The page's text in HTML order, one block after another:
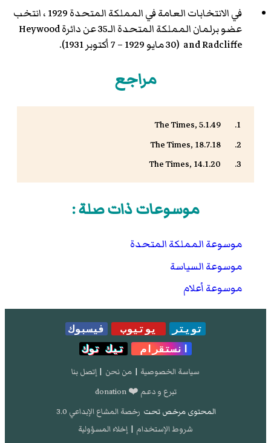
فيالانتخابات العامة في المملكة المتحدة 1929
، انتخب
عضو برلمان المملكة المتحدة الـ35 عن دائرة Heywood
and Radcliffe (30 مايو 1929 – 7 أكتوبر 1931).
مراجع
The Times, 5.1.49
The Times, 18.7.18
The Times, 14.1.20
موسوعات ذات صلة :
موسوعة المملكة المتحدة
موسوعة السياسة
موسوعة أعلام
تويتر يوتيوب
فيسبوك
انستقرام
تيك توك
سياسة الخصوصية | من نحن | إتصل بنا
تبرع و دعم ❤️ donation
المحتوى مرخص تحت رخصة المشاع الإبداعي 3.0
شروط الإستخدام | إخلاء المسؤولية